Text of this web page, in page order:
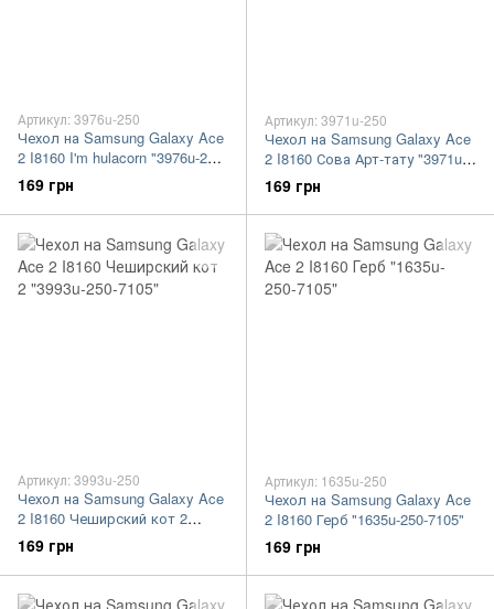
Артикул: 3976u-250
Чехол на Samsung Galaxy Ace
2 I8160 I'm hulacorn "3976u-250-
7105"
169 грн
Артикул: 3971u-250
Чехол на Samsung Galaxy Ace
2 I8160 Сова Арт-тату "3971u-
250-7105"
169 грн
Артикул: 3993u-250
Чехол на Samsung Galaxy Ace
2 I8160 Чеширский кот 2
"3993u-250-7105"
169 грн
Артикул: 1635u-250
Чехол на Samsung Galaxy Ace
2 I8160 Герб "1635u-250-7105"
169 грн